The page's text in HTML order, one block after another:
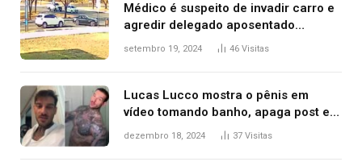
Médico é suspeito de invadir carro e
agredir delegado aposentado
durante confusão no trânsito
setembro 19, 2024 46 Visitas
Lucas Lucco mostra o pênis em
vídeo tomando banho, apaga post e
diz ‘foi mal’
dezembro 18, 2024 37 Visitas